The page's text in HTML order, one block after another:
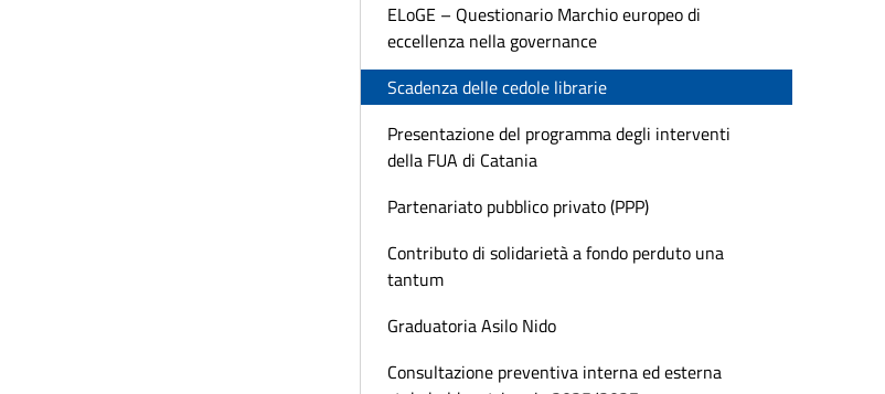
ELoGE – Questionario Marchio europeo di
eccellenza nella governance
Scadenza delle cedole librarie
Presentazione del programma degli interventi
della FUA di Catania
Partenariato pubblico privato (PPP)
Contributo di solidarietà a fondo perduto una
tantum
Graduatoria Asilo Nido
Consultazione preventiva interna ed esterna